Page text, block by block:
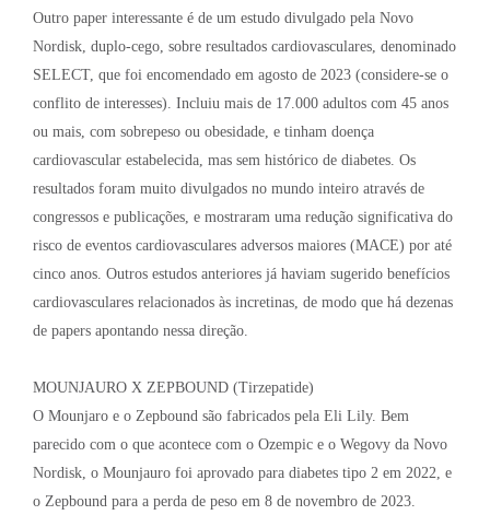
Outro paper interessante é de um estudo divulgado pela Novo
Nordisk, duplo-cego, sobre resultados cardiovasculares, denominado
SELECT, que foi encomendado em agosto de 2023 (considere-se o
conflito de interesses). Incluiu mais de 17.000 adultos com 45 anos
ou mais, com sobrepeso ou obesidade, e tinham doença
cardiovascular estabelecida, mas sem histórico de diabetes. Os
resultados foram muito divulgados no mundo inteiro através de
congressos e publicações, e mostraram uma redução significativa do
risco de eventos cardiovasculares adversos maiores (MACE) por até
cinco anos. Outros estudos anteriores já haviam sugerido benefícios
cardiovasculares relacionados às incretinas, de modo que há dezenas
de papers apontando nessa direção.
MOUNJAURO X ZEPBOUND (Tirzepatide)
O Mounjaro e o Zepbound são fabricados pela Eli Lily. Bem
parecido com o que acontece com o Ozempic e o Wegovy da Novo
Nordisk, o Mounjauro foi aprovado para diabetes tipo 2 em 2022, e
o Zepbound para a perda de peso em 8 de novembro de 2023.